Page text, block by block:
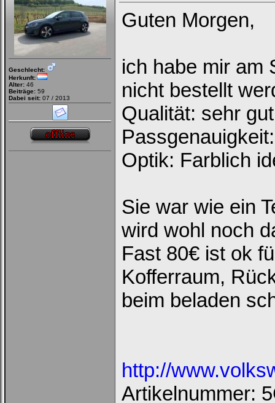
Loginbox
Trage
Felder
Deinen
Benutzernamen
und
ein,
um
einzuloggen.
Username:
Bei jedem Besuch
automatisch einloggen.
Geschlecht:
Herkunft:
Alter: 46
Beiträge: 59
Dabei seit: 07 / 2013
Guten Morgen,
ich habe mir am
nicht bestellt
Qualität: sehr gut
Optik: Farblich
Sie war wie ein
wird wohl noch
Fast 80€ ist ok
Kofferraum,
beim beladen
http://
Artikelnummer: